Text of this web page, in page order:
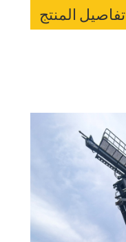
تفاصيل المنتج